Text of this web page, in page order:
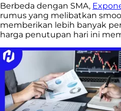
Berbeda dengan SMA,
rumus yang melibatkan
memberikan lebih banyak
harga penutupan hari ini